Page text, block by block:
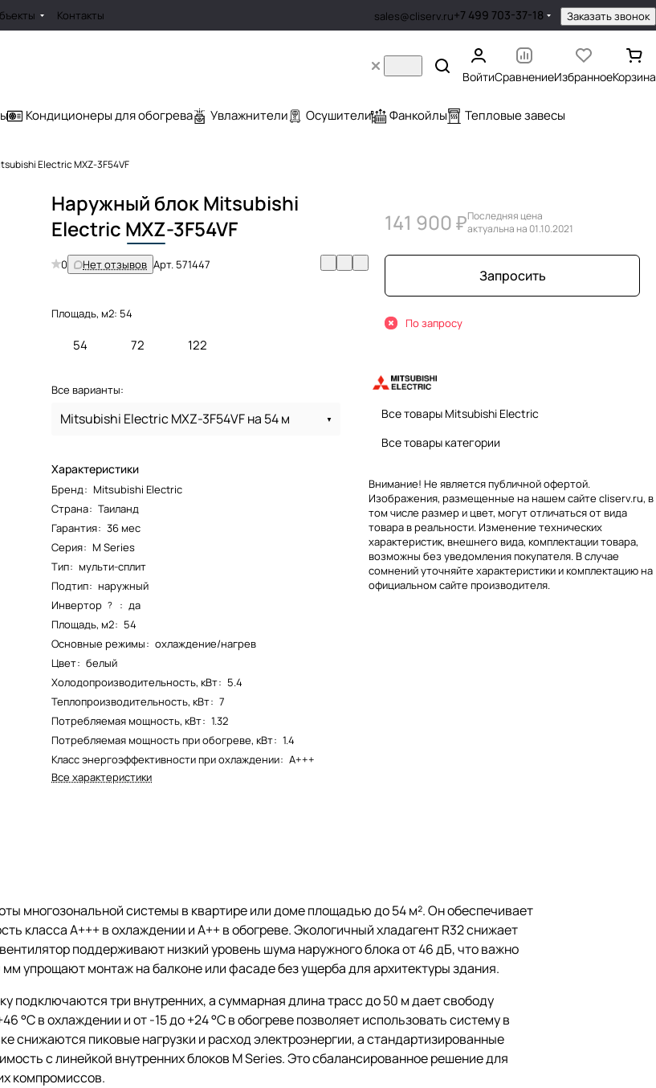
Контакты sales@cliserv.ru+7 499 703-37-18 Заказать звонок
ВойтиСравнениеИзбранноеКорзина
Кондиционеры для обогрева Увлажнители Осушители Фанкойлы Тепловые завесы
Electric MXZ-3F54VF
Наружный блок Mitsubishi
Electric MXZ-3F54VF
0 Нет отзывов Арт. 571447
Площадь, м2: 54
54 72 122
Все варианты:
Mitsubishi Electric MXZ-3F54VF на 54 м
Характеристики
Бренд: Mitsubishi Electric
Страна: Таиланд
Гарантия: 36 мес
Серия: M Series
Тип: мульти-сплит
Подтип: наружный
Инвертор ? : да
Площадь, м2: 54
Основные режимы: охлаждение/нагрев
Цвет: белый
Холодопроизводительность, кВт: 5.4
Теплопроизводительность, кВт: 7
Потребляемая мощность, кВт: 1.32
Потребляемая мощность при обогреве, кВт: 1.4
Класс энергоэффективности при охлаждении: A+++
Все характеристики
141 900 ₽Последняя цена
актуальна на 01.10.2021
Запросить
По запросу
Все товары Mitsubishi Electric
Все товары категории
Внимание! Не является публичной офертой.
Изображения, размещенные на нашем сайте cliserv.ru, в
том числе размер и цвет, могут отличаться от вида
товара в реальности. Изменение технических
характеристик, внешнего вида, комплектации товара,
возможны без уведомления покупателя. В случае
сомнений уточняйте характеристики и комплектацию на
официальном сайте производителя.
многозональной системы в квартире или доме площадью до 54 м². Он обеспечивает
класса A+++ в охлаждении и A++ в обогреве. Экологичный хладагент R32 снижает
поддерживают низкий уровень шума наружного блока от 46 дБ, что важно
упрощают монтаж на балконе или фасаде без ущерба для архитектуры здания.
подключаются три внутренних, а суммарная длина трасс до 50 м дает свободу
в охлаждении и от -15 до +24 °C в обогреве позволяет использовать систему в
снижаются пиковые нагрузки и расход электроэнергии, а стандартизированные
с линейкой внутренних блоков M Series. Это сбалансированное решение для
компромиссов.